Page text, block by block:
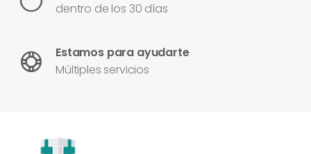
dentro de los 30 días
Estamos para ayudarte
Múltiples servicios